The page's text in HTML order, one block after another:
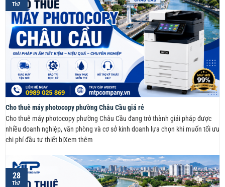
Cho thuê máy photocopy phường Châu Cầu giá rẻ
Cho thuê máy photocopy phường Châu Cầu đang trở thành giải pháp được
nhiều doanh nghiệp, văn phòng và cơ sở kinh doanh lựa chọn khi muốn tối ưu
chi phí đầu tư thiết bịXem thêm
Th7
28
Th7